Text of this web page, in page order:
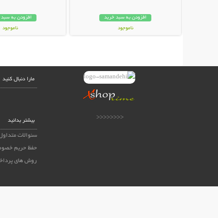
افزودن به سبد خرید
ناموجود
افزودن به
ناموجود
<<<<<<<<
مارا دنبال کنید
بیشتر بدانید
سئوالات
حفظ حریم
روش های